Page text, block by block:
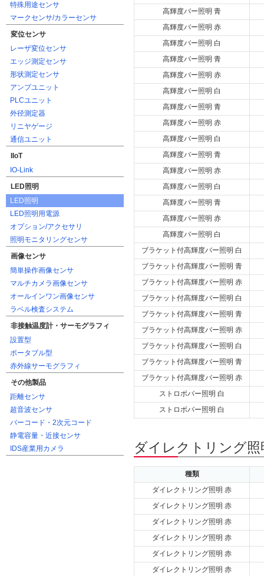
特殊用途センサ
マークセンサ/カラーセンサ
変位センサ
レーザ変位センサ
エッジ測定センサ
形状測定センサ
アンプユニット
PLCユニット
外径測定器
リニヤゲージ
通信ユニット
IIoT
IO-Link
LED照明
LED照明
LED照明用電源
オプション/アクセサリ
照明モニタリングセンサ
画像センサ
簡単操作画像センサ
マルチカメラ画像センサ
オールインワン画像センサ
ラベル検査システム
非接触温度計・サーモグラフィ
設置型
ポータブル型
赤外線サーモグラフィ
その他製品
距離センサ
超音波センサ
バーコード・2次元コード
静電容量・近接センサ
IDS産業用カメラ
高輝度バー照明 青
高輝度バー照明 赤
高輝度バー照明 白
高輝度バー照明 青
高輝度バー照明 赤
高輝度バー照明 白
高輝度バー照明 青
高輝度バー照明 赤
高輝度バー照明 白
高輝度バー照明 青
高輝度バー照明 赤
高輝度バー照明 白
高輝度バー照明 青
高輝度バー照明 赤
高輝度バー照明 白
ブラケット付高輝度バー照明 白
ブラケット付高輝度バー照明 青
ブラケット付高輝度バー照明 赤
ブラケット付高輝度バー照明 白
ブラケット付高輝度バー照明 青
ブラケット付高輝度バー照明 赤
ブラケット付高輝度バー照明 白
ブラケット付高輝度バー照明 青
ブラケット付高輝度バー照明 赤
ストロボバー照明 白
ストロボバー照明 白
ダイレクトリング
種類
ダイレクトリング照明 赤
ダイレクトリング照明 赤
ダイレクトリング照明 赤
ダイレクトリング照明 赤
ダイレクトリング照明 赤
ダイレクトリング照明 赤